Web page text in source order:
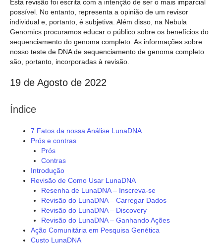
Esta revisão foi escrita com a intenção de ser o mais imparcial
possível. No entanto, representa a opinião de um revisor
individual e, portanto, é subjetiva. Além disso, na Nebula
Genomics procuramos educar o público sobre os benefícios do
sequenciamento do genoma completo. As informações sobre
nosso teste de DNA de sequenciamento de genoma completo
são, portanto, incorporadas à revisão.
19 de Agosto de 2022
Índice
7 Fatos da nossa Análise LunaDNA
Prós e contras
Prós
Contras
Introdução
Revisão de Como Usar LunaDNA
Resenha de LunaDNA – Inscreva-se
Revisão do LunaDNA – Carregar Dados
Revisão do LunaDNA – Discovery
Revisão do LunaDNA – Ganhando Ações
Ação Comunitária em Pesquisa Genética
Custo LunaDNA